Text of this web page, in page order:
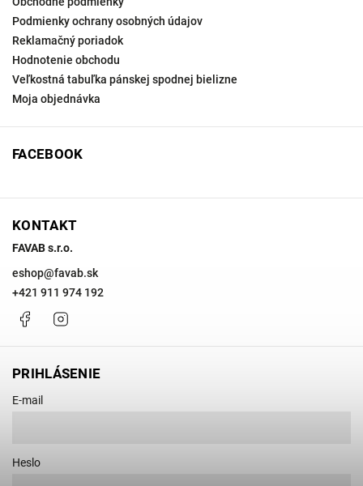
Podmienky ochrany osobných údajov
Reklamačný poriadok
Hodnotenie obchodu
Veľkostná tabuľka pánskej spodnej bielizne
Moja objednávka
FACEBOOK
KONTAKT
FAVAB s.r.o.
eshop@favab.sk
+421 911 974 192
Facebook
PRIHLÁSENIE
E-mail
Heslo